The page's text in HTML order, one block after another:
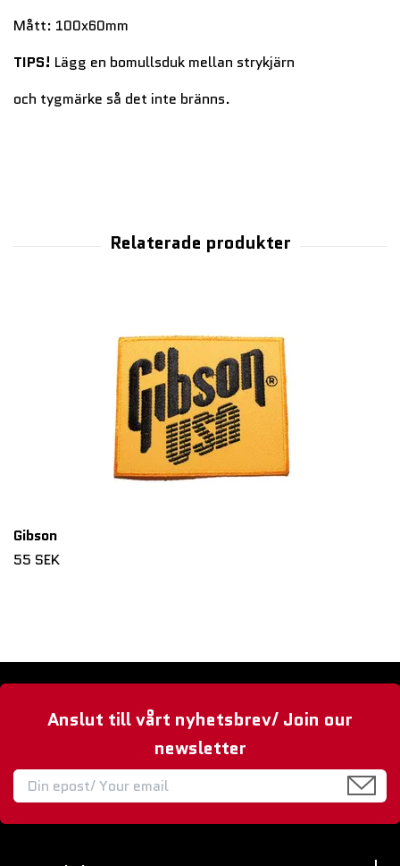
Mått: 100x60mm
TIPS! Lägg en bomullsduk mellan strykjärn
och tygmärke så det inte bränns.
Gibson
55 SEK
Anslut till vårt nyhetsbrev/ Join our
newsletter